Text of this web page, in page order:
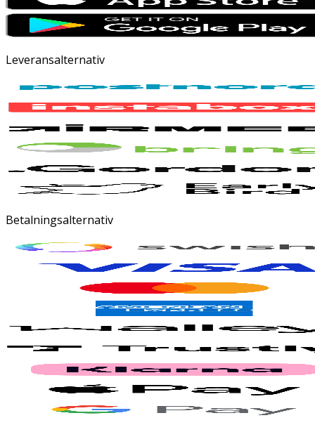
Leveransalternativ
Betalningsalternativ